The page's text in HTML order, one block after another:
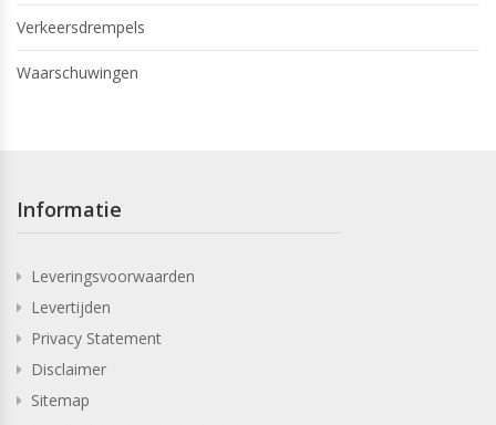
Verkeersdrempels
Waarschuwingen
Informatie
Leveringsvoorwaarden
Levertijden
Privacy Statement
Disclaimer
Sitemap